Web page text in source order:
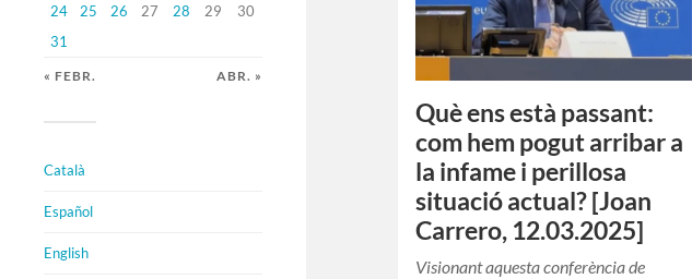
24
25 26 27 28 29
30
31
« FEBR. ABR. »
Català
Español
English
Què ens està passant:
com hem pogut arribar a
la infame i perillosa
situació actual? [Joan
Carrero, 12.03.2025]
Visionant aquesta conferència de